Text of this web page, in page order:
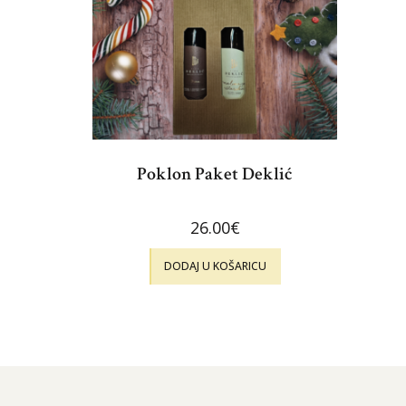
Poklon Paket Deklić
26.00€
DODAJ U KOŠARICU